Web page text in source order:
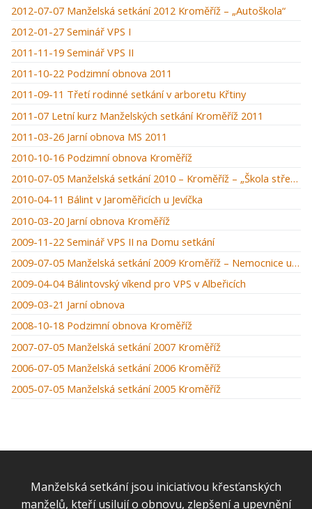
2012-07-07 Manželská setkání 2012 Kroměříž – „Autoškola“
2012-01-27 Seminář VPS I
2011-11-19 Seminář VPS II
2011-10-22 Podzimní obnova 2011
2011-09-11 Třetí rodinné setkání v arboretu Křtiny
2011-07 Letní kurz Manželských setkání Kroměříž 2011
2011-03-26 Jarní obnova MS 2011
2010-10-16 Podzimní obnova Kroměříž
2010-07-05 Manželská setkání 2010 – Kroměříž – „Škola střední manželská“
2010-04-11 Bálint v Jaroměřicích u Jevíčka
2010-03-20 Jarní obnova Kroměříž
2009-11-22 Seminář VPS II na Domu setkání
2009-07-05 Manželská setkání 2009 Kroměříž – Nemocnice u zámku
2009-04-04 Bálintovský víkend pro VPS v Albeřicích
2009-03-21 Jarní obnova
2008-10-18 Podzimní obnova Kroměříž
2007-07-05 Manželská setkání 2007 Kroměříž
2006-07-05 Manželská setkání 2006 Kroměříž
2005-07-05 Manželská setkání 2005 Kroměříž
Manželská setkání jsou iniciativou křesťanských
manželů, kteří usilují o obnovu, zlepšení a upevnění